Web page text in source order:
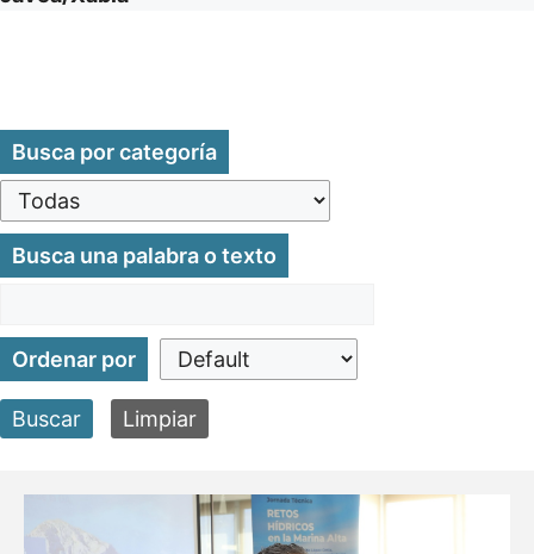
Busca por categoría
Busca una palabra o texto
Ordenar por
Buscar Limpiar